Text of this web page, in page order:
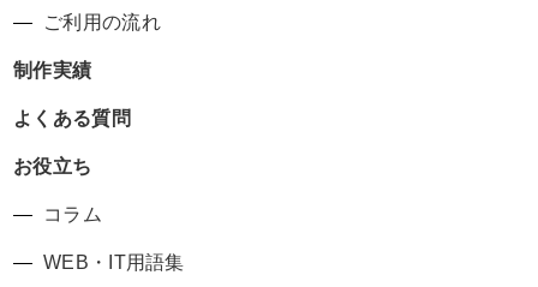
ご利用の流れ
制作実績
よくある質問
お役立ち
コラム
WEB・IT用語集